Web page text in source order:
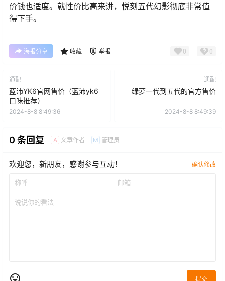
价钱也适度。就性价比高来讲，悦刻五代幻影彻底非常值
得下手。
海报分享 收藏 举报 0 0
通配
蓝沛YK6官网售价（蓝沛yk6
口味推荐）
2024-8-8 8:49:36
通配
绿萝一代到五代的官方售价
2024-8-8 8:49:39
0 条回复 A 文章作者 M 管理员
欢迎您，新朋友，感谢参与互动！ 确认修改
提交